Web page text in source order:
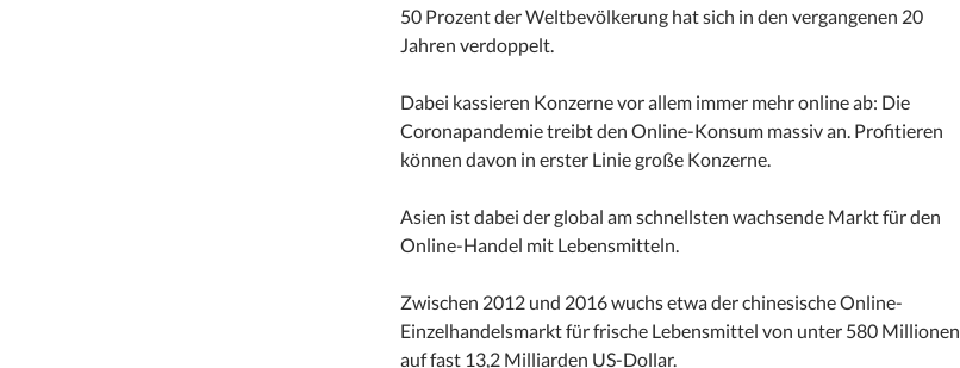
50 Prozent der Weltbevölkerung hat sich in den vergangenen 20
Jahren verdoppelt.
Dabei kassieren Konzerne vor allem immer mehr online ab: Die
Coronapandemie treibt den Online-Konsum massiv an. Profitieren
können davon in erster Linie große Konzerne.
Asien ist dabei der global am schnellsten wachsende Markt für den
Online-Handel mit Lebensmitteln.
Zwischen 2012 und 2016 wuchs etwa der chinesische Online-
Einzelhandelsmarkt für frische Lebensmittel von unter 580 Millionen
auf fast 13,2 Milliarden US-Dollar.